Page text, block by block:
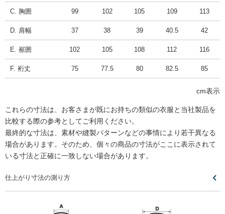
C. 胸囲 99 102 105 109 113
D. 肩幅 37 38 39 40.5 42
E. 裾囲 102 105 108 112 116
F. 裄丈 75 77.5 80 82.5 85
cm表示
これらの寸法は、お客さまが既にお持ちの類似の衣服と当社製品を
比較する際の参考としてご利用ください。
最終的な寸法は、素材や縫製パターンなどの事情により若干異なる
場合があります。そのため、個々の商品の寸法がここに表示されて
いる寸法と正確に一致しない場合があります。
仕上がり寸法の測り方